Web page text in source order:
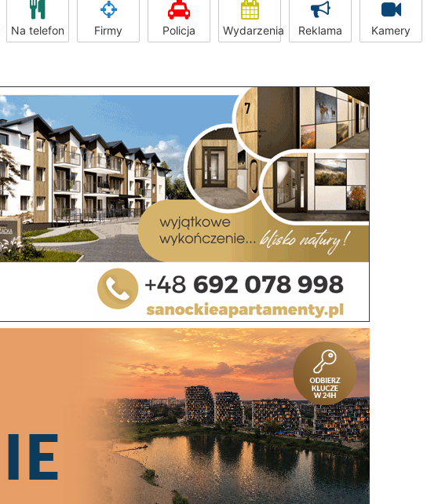
Na telefon Firmy Policja Wydarzenia Reklama Kamery